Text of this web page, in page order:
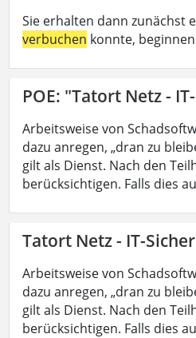
Sie erhalten dann zunächst
verbuchen konnte,
POE: "Tatort Netz -
Arbeitsweise von
dazu anregen, „dran zu
gilt als Dienst. Nach den
berücksichtigen. Falls dies
Tatort Netz - IT-
Arbeitsweise von
dazu anregen, „dran zu
gilt als Dienst. Nach den
berücksichtigen. Falls dies